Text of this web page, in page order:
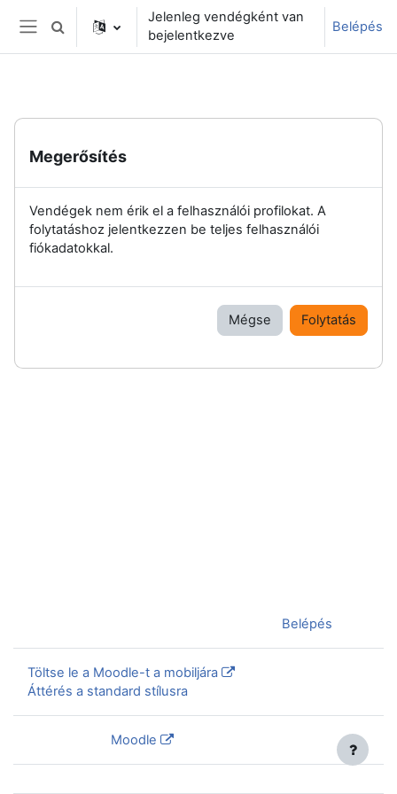
Tovább a fő tartalomhoz
Oldalpanel
Keresési bemeneti adatok váltása
Jelenleg vendégként van
bejelentkezve
Belépés
Megerősítés
Vendégek nem érik el a felhasználói profilokat. A
folytatáshoz jelentkezzen be teljes felhasználói
fiókadatokkal.
Mégse Folytatás
Belépés
Töltse le a Moodle-t a mobiljára
Áttérés a standard stílusra
Moodle